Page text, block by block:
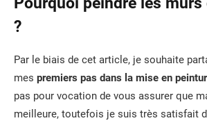
?
Par le biais de cet article, je souhaite
mes premiers pas dans la mise en
pas pour vocation de vous assurer que
meilleure, toutefois je suis très satisfait